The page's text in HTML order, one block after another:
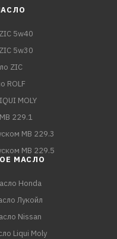
5w40
5w30
ZIC
ROLF
MOLY
229.1
MB 229.3
MB 229.5
МАСЛО
Honda
Лукойл
Nissan
Liqui Moly